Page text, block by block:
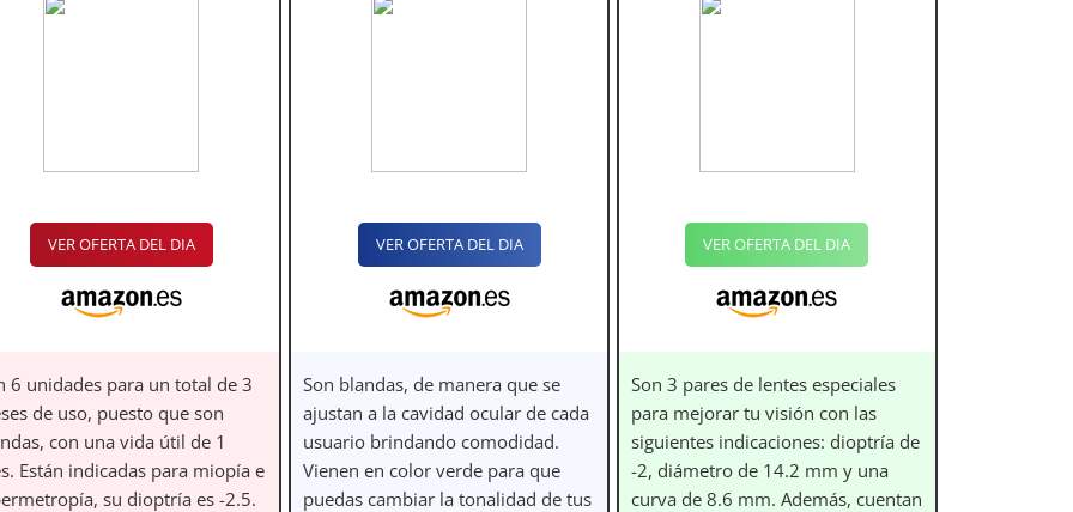
VER OFERTA DEL DIA
6 unidades para un total de 3
de uso, puesto que son
con una vida útil de 1
Están indicadas para miopía e
su dioptría es -2.5.
VER OFERTA DEL DIA
Son blandas, de manera que se
ajustan a la cavidad ocular de cada
usuario brindando comodidad.
Vienen en color verde para que
puedas cambiar la tonalidad de tus
VER OFERTA DEL DIA
Son 3 pares de lentes especiales
para mejorar tu visión con las
siguientes indicaciones: dioptría de
-2, diámetro de 14.2 mm y una
curva de 8.6 mm. Además, cuentan